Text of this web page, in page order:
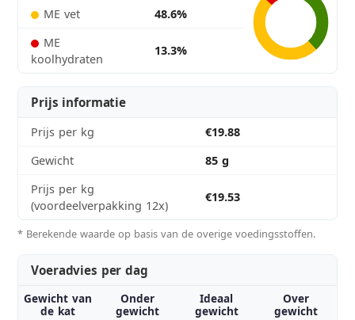
ME vet
48.6%
ME
koolhydraten
13.3%
Prijs informatie
Prijs per kg
€19.88
Gewicht
85 g
Prijs per kg
(voordeelverpakking 12x)
€19.53
* Berekende waarde op basis van de overige voedingsstoffen.
Voeradvies per dag
Gewicht van
de kat
Onder
gewicht
Ideaal
gewicht
Over
gewicht